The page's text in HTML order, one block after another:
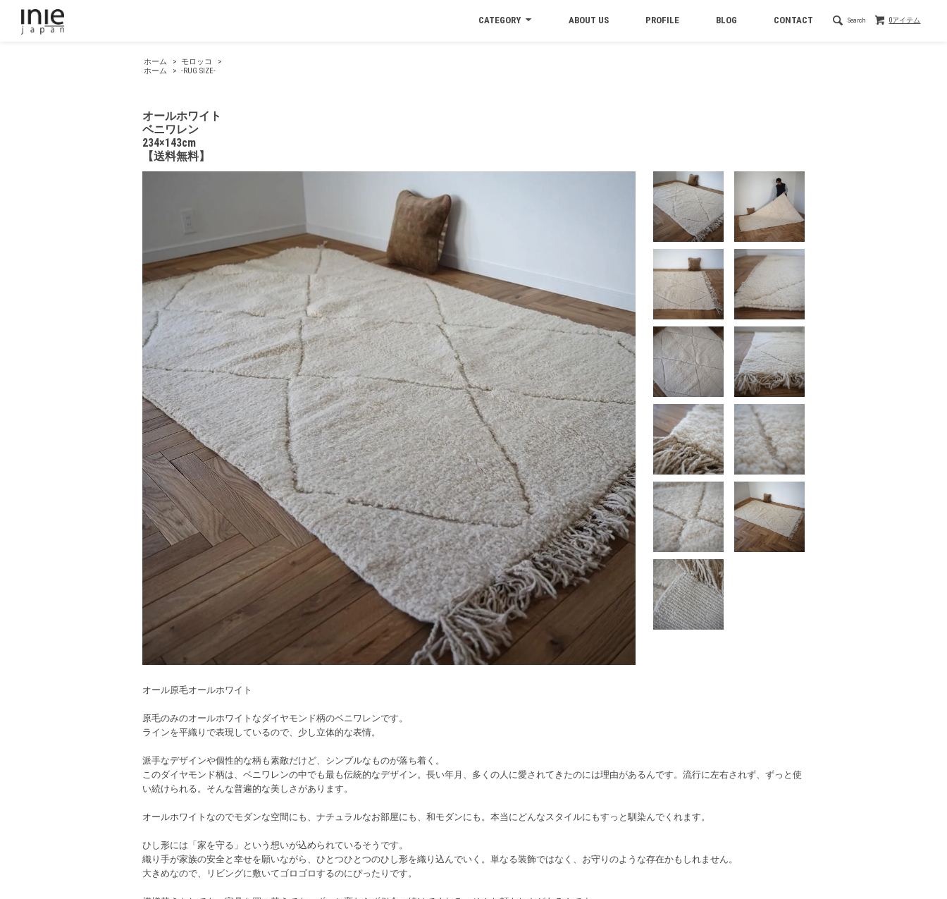
0アイテム
Search
CATEGORY ABOUT US PROFILE BLOG CONTACT
ホーム > モロッコ
>
ホーム
> -RUG SIZE-
オールホワイト
ベニワレン
234×143cm
【送料無料】
オール原毛オールホワイト
原毛のみのオールホワイトなダイヤモンド柄のベニワレンです。
ラインを平織りで表現しているので、少し立体的な表情。
派手なデザインや個性的な柄も素敵だけど、シンプルなものが落ち着く。
このダイヤモンド柄は、ベニワレンの中でも最も伝統的なデザイン。長い年月、多くの人に愛されてきたのには理由があるんです。流行に左右されず、ずっと使
い続けられる。そんな普遍的な美しさがあります。
オールホワイトなのでモダンな空間にも、ナチュラルなお部屋にも、和モダンにも。本当にどんなスタイルにもすっと馴染んでくれます。
ひし形には「家を守る」という想いが込められているそうです。
織り手が家族の安全と幸せを願いながら、ひとつひとつのひし形を織り込んでいく。単なる装飾ではなく、お守りのような存在かもしれません。
大きめなので、リビングに敷いてゴロゴロするのにぴったりです。